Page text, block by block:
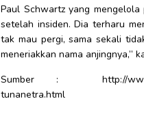
Paul Schwartz yang
setelah insiden. Dia terharu
tak mau pergi, sama sekali
meneriakkan nama anjingnya,”
Sumber : http://
tunanetra.html